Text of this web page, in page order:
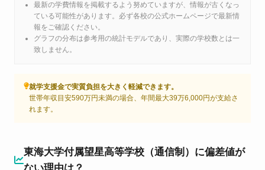
最新の学費情報を掲載するよう努めていますが、情報が古くなっ
ている可能性があります。必ず各校の公式ホームページで最新情
報をご確認ください。
グラフの分布は参考用の統計モデルであり、実際の学校数とは一
致しません。
就学支援金で実質負担を大きく軽減できます。
世帯年収目安590万円未満の場合、年間最大39万6,000円が支給さ
れます。
東海大学付属望星高等学校（通信制）に偏差値が